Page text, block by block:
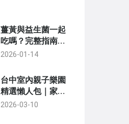
薑黃與益生菌一起
吃嗎？完整指南解
析好處、風險與正
2026-01-14
台中室內親子樂園
精選懶人包｜家長
必看設施、票價、
2026-03-10